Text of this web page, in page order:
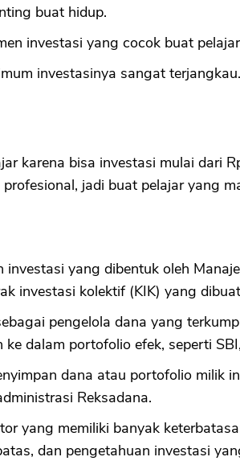
buat hidup.
investasi yang cocok buat
investasinya sangat
karena bisa investasi mulai dari
jadi buat pelajar yang
investasi yang dibentuk oleh
investasi kolektif (KIK) yang
pengelola dana yang
dalam portofolio efek, seperti
dana atau portofolio milik
Reksadana.
yang memiliki banyak
dan pengetahuan investasi